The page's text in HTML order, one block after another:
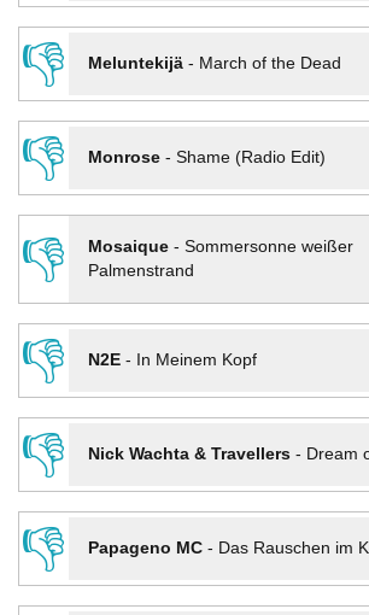
👎
Meluntekijä- March of the Dead
👎
Monrose- Shame (Radio Edit)
👎
Mosaique- Sommersonne weißer
Palmenstrand
👎
N2E- In Meinem Kopf
👎
Nick Wachta & Travellers- Dream
👎
Papageno MC- Das Rauschen im